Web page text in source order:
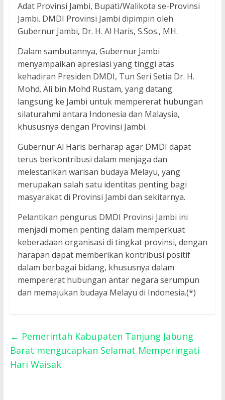
Adat Provinsi Jambi, Bupati/Walikota se-Provinsi
Jambi. DMDI Provinsi Jambi dipimpin oleh
Gubernur Jambi, Dr. H. Al Haris, S.Sos., MH.
Dalam sambutannya, Gubernur Jambi
menyampaikan apresiasi yang tinggi atas
kehadiran Presiden DMDI, Tun Seri Setia Dr. H.
Mohd. Ali bin Mohd Rustam, yang datang
langsung ke Jambi untuk mempererat hubungan
silaturahmi antara Indonesia dan Malaysia,
khususnya dengan Provinsi Jambi.
Gubernur Al Haris berharap agar DMDI dapat
terus berkontribusi dalam menjaga dan
melestarikan warisan budaya Melayu, yang
merupakan salah satu identitas penting bagi
masyarakat di Provinsi Jambi dan sekitarnya.
Pelantikan pengurus DMDI Provinsi Jambi ini
menjadi momen penting dalam memperkuat
keberadaan organisasi di tingkat provinsi, dengan
harapan dapat memberikan kontribusi positif
dalam berbagai bidang, khususnya dalam
mempererat hubungan antar negara serumpun
dan memajukan budaya Melayu di Indonesia.(*)
← Pemerintah Kabupaten Tanjung Jabung
Barat mengucapkan Selamat Memperingati
Hari Waisak